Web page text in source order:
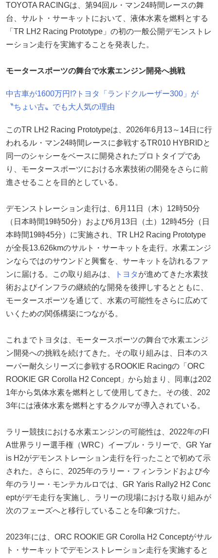
TOYOTA RACINGは、第94回ル・マン24時間レースの舞
台、サルト・サーキットにおいて、液体水素を燃料とする
「TR LH2 Racing Prototype」の初の一般公開デモンストレ
ーション走行を実施することを発表した。
モータースポーツの舞台で水素エンジン開発へ挑戦
中古車が1600万円!?トヨタ「ランドクルーザー300」が
〝ちょい古〟でも大人気の理由
このTR LH2 Racing Prototypeは、2026年6月13～14日に行
われるル・マン24時間レースに参戦するTR010 HYBRIDと
同一のシャシーをベースに開発されたプロトタイプであ
り、モータースポーツにおける水素技術の開発をさらに前
進させることを目的としている。
デモンストレーション走行は、6月11日（木）12時50分
（日本時間19時50分）および6月13日（土）12時45分（日
本時間19時45分）に実施され、TR LH2 Racing Prototype
が全長13.626kmのサルト・サーキットを走行。水素エンジ
ンならではのサウンドと興奮を、サーキットを訪れるファ
ンに届ける。この取り組みは、
トヨタ が進めてきた水素技
術およびインフラの継続的な開発を後押しするとともに、
モータースポーツを通じて、水素の可能性をさらに広めて
いくための関係構築につながる。
これまでトヨタは、モータースポーツの舞台で水素エンジ
ン開発への挑戦を続けてきた。その取り組みは、日本のス
ーパー耐久シリーズに参戦するROOKIE Racingの「ORC
ROOKIE GR Corolla H2 Concept」から始まり、同車は202
1年から気体水素を燃料として使用してきた。その後、202
3年には液体水素を燃料とするクルマが導入されている。
ラリー競技における水素エンジンの可能性は、2022年のFI
A世界ラリー選手権（WRC）イープル・ラリーで、GR Yar
is H2がデモンストレーション走行を行ったことで初めて示
された。さらに、2025年のラリー・フィンランドおよび今
年のラリー・モンテカルロでは、GR Yaris Rally2 H2 Conc
eptがデモ走行を実施し、ラリーの現場における取り組みが
次のフェーズへと移行していることを印象づけた。
2023年には、ORC ROOKIE GR Corolla H2 Conceptがサル
ト・サーキットでデモンストレーション走行を実施すると